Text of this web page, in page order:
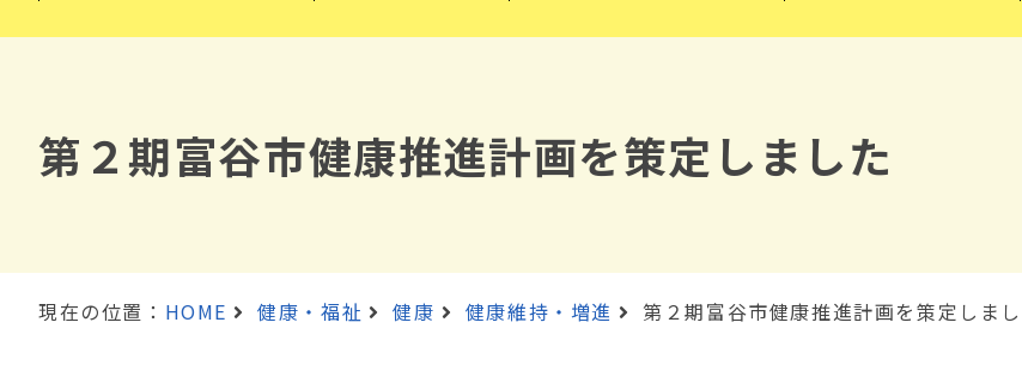
第２期富谷市健康推進計画を策定しました
現在の位置： HOME 健康・福祉 健康 健康維持・増進 第２期富谷市健康推進計画を策定しま